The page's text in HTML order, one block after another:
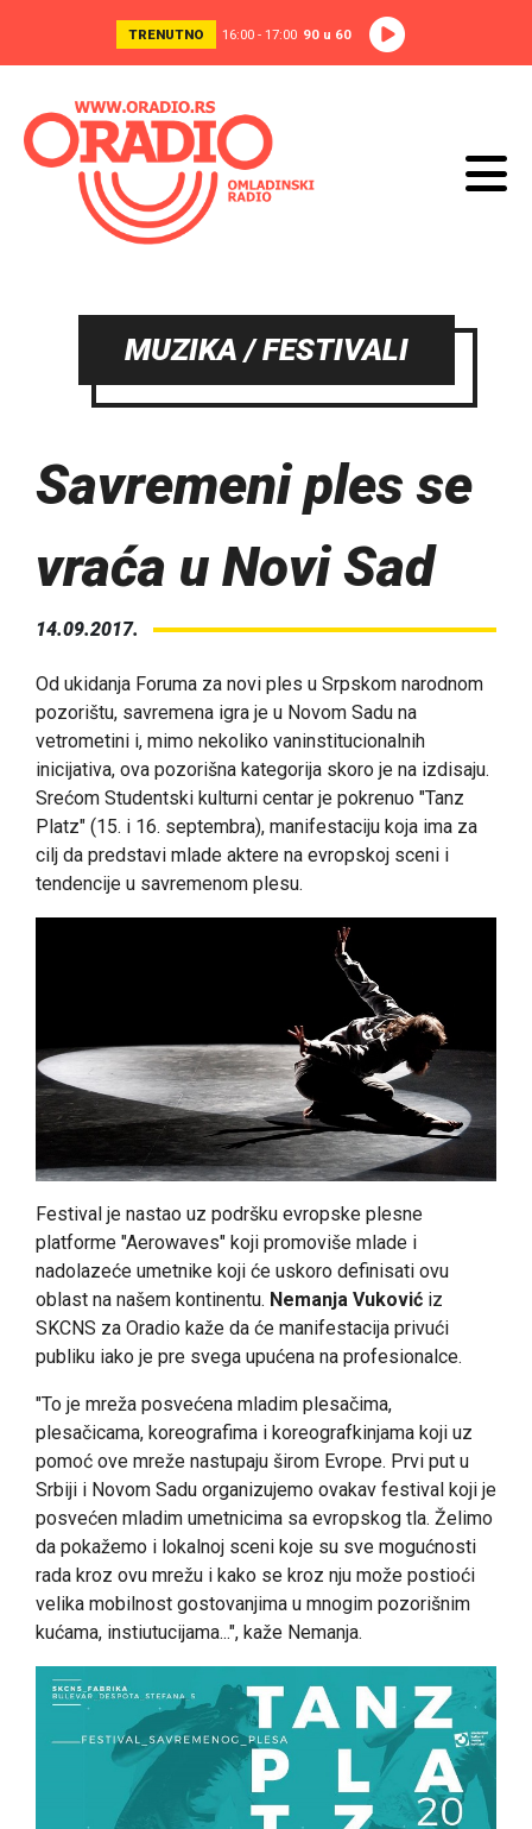
TRENUTNO 16:00 - 17:00 90 u 60
MUZIKA / FESTIVALI
Savremeni ples se
vraća u Novi Sad
14.09.2017.
Od ukidanja Foruma za novi ples u Srpskom narodnom
pozorištu, savremena igra je u Novom Sadu na
vetrometini i, mimo nekoliko vaninstitucionalnih
inicijativa, ova pozorišna kategorija skoro je na izdisaju.
Srećom Studentski kulturni centar je pokrenuo "Tanz
Platz" (15. i 16. septembra), manifestaciju koja ima za
cilj da predstavi mlade aktere na evropskoj sceni i
tendencije u savremenom plesu.
Festival je nastao uz podršku evropske plesne
platforme "Aerowaves" koji promoviše mlade i
nadolazeće umetnike koji će uskoro definisati ovu
oblast na našem kontinentu. Nemanja Vuković iz
SKCNS za Oradio kaže da će manifestacija privući
publiku iako je pre svega upućena na profesionalce.
"To je mreža posvećena mladim plesačima,
plesačicama, koreografima i koreografkinjama koji uz
pomoć ove mreže nastupaju širom Evrope. Prvi put u
Srbiji i Novom Sadu organizujemo ovakav festival koji je
posvećen mladim umetnicima sa evropskog tla. Želimo
da pokažemo i lokalnoj sceni koje su sve mogućnosti
rada kroz ovu mrežu i kako se kroz nju može postioći
velika mobilnost gostovanjima u mnogim pozorišnim
kućama, instiutucijama...", kaže Nemanja.